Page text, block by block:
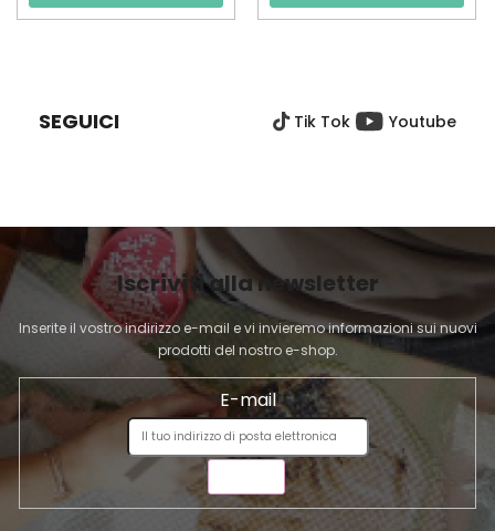
G
N
A
SEGUICI Tik Tok Youtube
Iscriviti alla newsletter
Inserite il vostro indirizzo e-mail e vi invieremo informazioni sui nuovi
prodotti del nostro e-shop.
E-mail